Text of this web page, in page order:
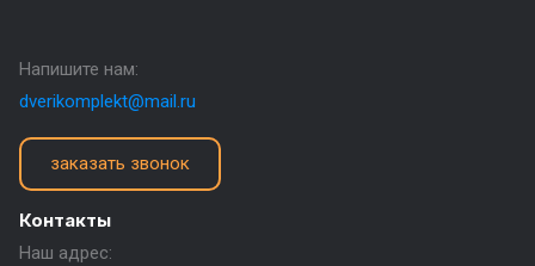
Контакты
Наш адрес:
Напишите нам:
dverikomplekt@mail.ru
заказать звонок